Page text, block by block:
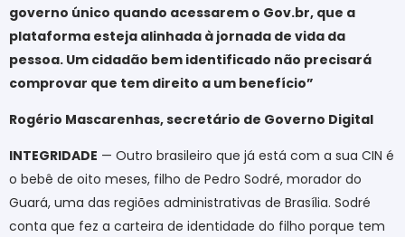
governo único quando acessarem o Gov.br, que a
plataforma esteja alinhada à jornada de vida da
pessoa. Um cidadão bem identificado não precisará
comprovar que tem direito a um benefício”
Rogério Mascarenhas, secretário de Governo Digital
INTEGRIDADE — Outro brasileiro que já está com a sua CIN é
o bebê de oito meses, filho de Pedro Sodré, morador do
Guará, uma das regiões administrativas de Brasília. Sodré
conta que fez a carteira de identidade do filho porque tem